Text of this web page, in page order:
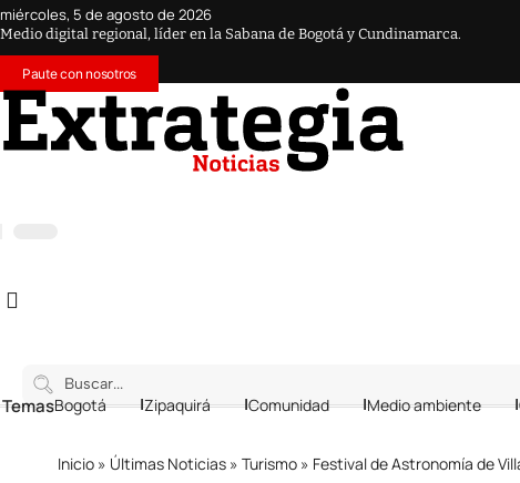
miércoles, 5 de agosto de 2026
Medio digital regional, líder en la Sabana de Bogotá y Cundinamarca.
Paute con nosotros
Bogotá Zipaquirá Comunidad Medio ambiente
Inicio » Últimas Noticias » Turismo » Festival de Astronomía de